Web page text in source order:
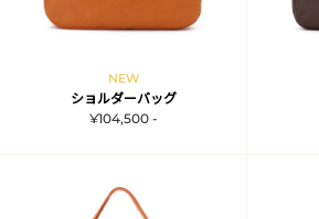
NEW
ショルダーバッグ
¥104,500 -